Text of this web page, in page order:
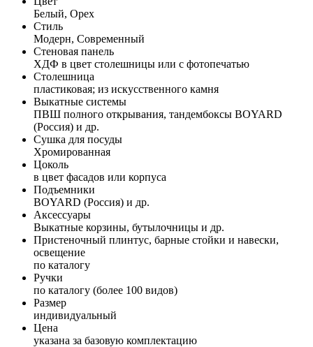
Белый, Орех
Стиль
Модерн, Современный
Стеновая панель
ХДФ в цвет столешницы или с фотопечатью
Столешница
пластиковая; из искусственного камня
Выкатные системы
ПВШ полного открывания, тандембоксы BOYARD
(Россия) и др.
Сушка для посуды
Хромированная
Цоколь
в цвет фасадов или корпуса
Подъемники
BOYARD (Россия) и др.
Аксессуары
Выкатные корзины, бутылочницы и др.
Пристеночный плинтус, барные стойки и навески,
освещение
по каталогу
Ручки
по каталогу (более 100 видов)
Размер
индивидуальный
Цена
указана за базовую комплектацию